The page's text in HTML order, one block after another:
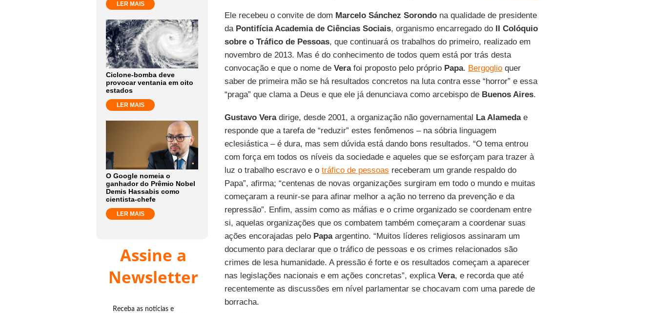
LER MAIS
Ciclone-bomba deve
provocar ventania em oito
estados
LER MAIS
O Google nomeia o
ganhador do Prêmio Nobel
Demis Hassabis como
cientista-chefe
LER MAIS
Assine a
Newsletter
Receba as notícias e
Ele recebeu o convite de dom Marcelo Sánchez Sorondona qualidade de presidente
da Pontifícia Academia de Ciências Sociais, organismo encarregado do II Colóquio
sobre o Tráfico de Pessoas, que continuará os trabalhos do primeiro, realizado em
novembro de 2013. Mas é do conhecimento de todos quem está por trás desta
convocação e que o nome de Verafoi proposto pelo próprio Papa. Bergoglioquer
saber de primeira mão se há resultados concretos na luta contra esse “horror” e essa
“praga” que clama a Deus e que ele já denunciava como arcebispo de Buenos Aires.
Gustavo Veradirige, desde 2001, a organização não governamental La Alamedae
responde que a tarefa de “reduzir” estes fenômenos – na sóbria linguagem
eclesiástica – é dura, mas sem dúvida está dando bons resultados. “O tema entrou
com força em todos os níveis da sociedade e aqueles que se esforçam para trazer à
luz o trabalho escravo e o tráfico de pessoas receberam um grande respaldo do
Papa”, afirma; “centenas de novas organizações surgiram em todo o mundo e muitas
começaram a reunir-se para afinar melhor a ação no terreno da prevenção e da
repressão”. Enfim, assim como as máfias e o crime organizado se coordenam entre
si, aquelas organizações que os combatem também começaram a coordenar suas
ações encorajadas pelo Papaargentino. “Muitos líderes religiosos assinaram um
documento para declarar que o tráfico de pessoas e os crimes relacionados são
crimes de lesa humanidade. A pressão é forte e os resultados começam a aparecer
nas legislações nacionais e em ações concretas”, explica Vera, e recorda que até
recentemente as discussões em nível parlamentar se chocavam com uma parede de
borracha.